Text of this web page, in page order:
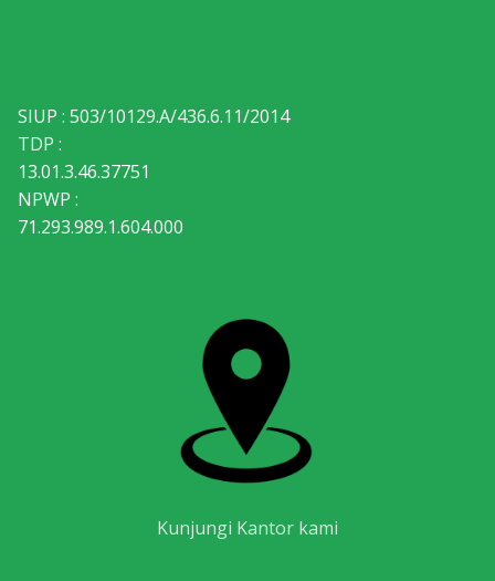
SIUP : 503/10129.A/436.6.11/2014
TDP :
13.01.3.46.37751
NPWP :
71.293.989.1.604.000
Kunjungi Kantor kami